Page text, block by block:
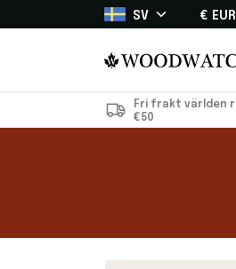
SV € EUR
Fri frakt världen
€50